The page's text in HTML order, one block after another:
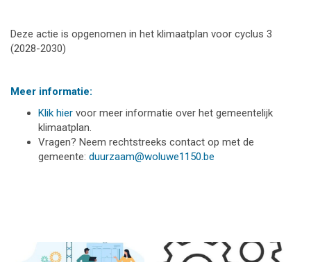
Deze actie is opgenomen in het klimaatplan voor cyclus 3
(2028-2030)
Meer informatie:
Klik hier voor meer informatie over het gemeentelijk
klimaatplan.
Vragen? Neem rechtstreeks contact op met de
gemeente: duurzaam@woluwe1150.be